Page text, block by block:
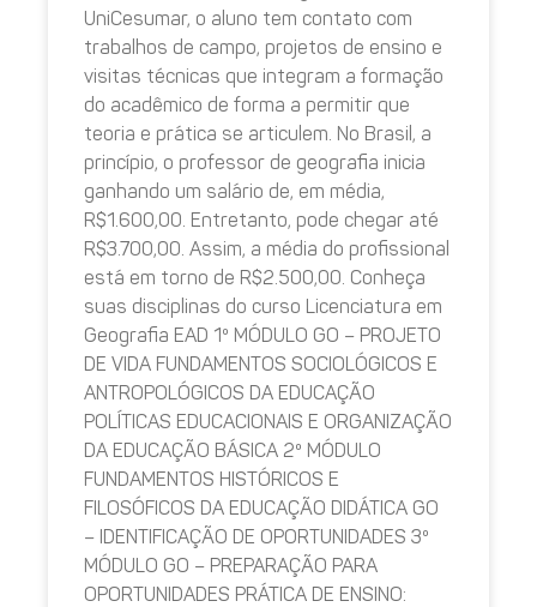
UniCesumar, o aluno tem contato com
trabalhos de campo, projetos de ensino e
visitas técnicas que integram a formação
do acadêmico de forma a permitir que
teoria e prática se articulem. No Brasil, a
princípio, o professor de geografia inicia
ganhando um salário de, em média,
R$1.600,00. Entretanto, pode chegar até
R$3.700,00. Assim, a média do profissional
está em torno de R$2.500,00. Conheça
suas disciplinas do curso Licenciatura em
Geografia EAD 1º MÓDULO GO – PROJETO
DE VIDA FUNDAMENTOS SOCIOLÓGICOS E
ANTROPOLÓGICOS DA EDUCAÇÃO
POLÍTICAS EDUCACIONAIS E ORGANIZAÇÃO
DA EDUCAÇÃO BÁSICA 2º MÓDULO
FUNDAMENTOS HISTÓRICOS E
FILOSÓFICOS DA EDUCAÇÃO DIDÁTICA GO
– IDENTIFICAÇÃO DE OPORTUNIDADES 3º
MÓDULO GO – PREPARAÇÃO PARA
OPORTUNIDADES PRÁTICA DE ENSINO: